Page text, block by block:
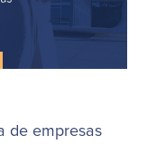
de empresas